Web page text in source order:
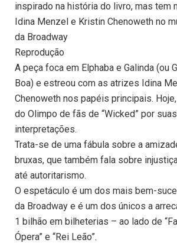
inspirado na história do livro, mas tem
Idina Menzel e Kristin Chenoweth no
da Broadway
Reprodução
A peça foca em Elphaba e Galinda (ou
Boa) e estreou com as atrizes Idina
Chenoweth nos papéis principais.
do Olimpo de fãs de “Wicked” por
interpretações.
Trata-se de uma fábula sobre a
bruxas, que também fala sobre
até autoritarismo.
O espetáculo é um dos mais bem-
da Broadway e é um dos únicos a
1 bilhão em bilheterias – ao lado de
Ópera” e “Rei Leão”.